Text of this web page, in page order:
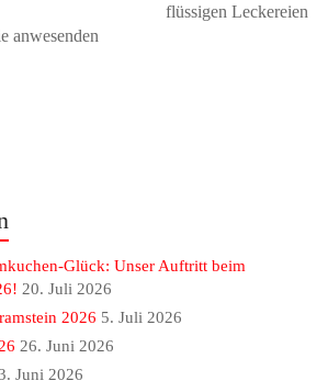
flüssigen Leckereien
anwesenden
Glück: Unser Auftritt beim
20. Juli 2026
2026 5. Juli 2026
26. Juni 2026
Juni 2026